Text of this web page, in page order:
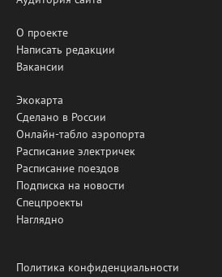
О проекте
Написать редакции
Вакансии
Экокарта
Сделано в России
Онлайн-табло аэропорта
Расписание электричек
Расписание поездов
Подписка на новости
Спецпроекты
Наглядно
Политика конфиденциальности